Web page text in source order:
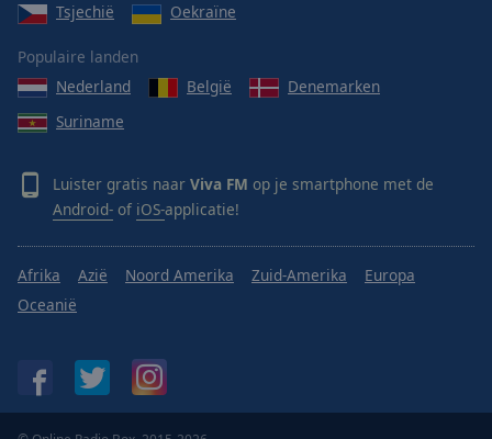
Dialog
dialog
window.
Tsjechië
Oekraïne
Populaire landen
Nederland
België
Denemarken
Suriname
Luister gratis naar Viva FM op je smartphone met de
Android- of iOS-applicatie!
Afrika Azië Noord Amerika Zuid-Amerika
Europa
Oceanië